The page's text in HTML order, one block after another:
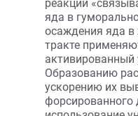
реакции
яда в
осаждения яда
тракте
активированный
Образованию
ускорению их
форсированного